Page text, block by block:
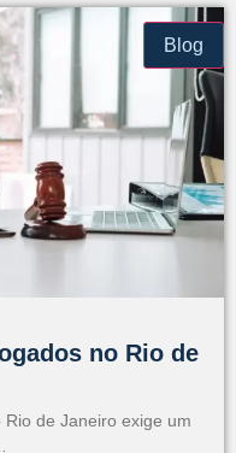
Blog
no Rio de
de Janeiro exige um